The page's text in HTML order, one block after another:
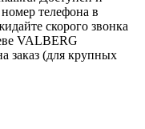
номер телефона в
скорого звонка
VALBERG
(для крупных